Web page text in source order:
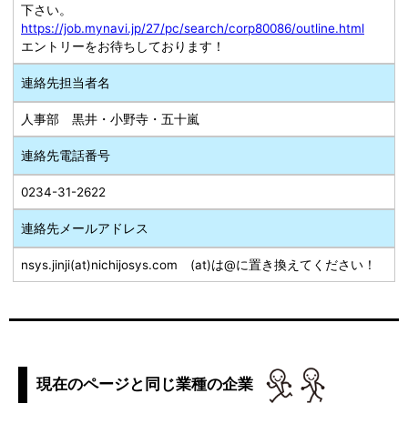
下さい。
https://job.mynavi.jp/27/pc/search/corp80086/outline.html
エントリーをお待ちしております！
連絡先担当者名
人事部 黒井・小野寺・五十嵐
連絡先電話番号
0234-31-2622
連絡先メールアドレス
nsys.jinji(at)nichijosys.com (at)は@に置き換えてください！
現在のページと同じ業種の企業